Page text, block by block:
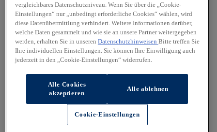
vergleichbares Datenschutzniveau. Wenn Sie über die „Cookie-
Einstellungen“ nur „unbedingt erforderliche Cookies“ wählen, wird
diese Datenübermittlung verhindert. Weitere Informationen darüber,
welche Daten gesammelt und wie sie an unsere Partner weitergegeben
werden, erhalten Sie in unseren Datenschutzhinweisen Bitte treffen Sie
Ihre individuellen Einstellungen. Sie können Ihre Einwilligung auch
jederzeit in den „Cookie-Einstellungen“ widerrufen.
Alle Cookies
akzeptieren
Alle ablehnen
Cookie-Einstellungen